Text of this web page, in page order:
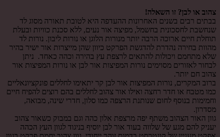
צהוב או לבן? זו השאלה!
בבתים רבים בשנים האחרונות ההעדפה היא לטובת תאורה מסוג לד
שנחשבת לחסכונית בחשמל, מפיצה אור נעים, ללא סכנת כוויות ובעלת
תוחלת חיים ארוכה הרבה יותר מנורות הלוגן או נורות ליבון. נורות לד
מהוות בחירה נהדרת להדגשת הפרקט כיוון שהן מייצרות אור ישיר בהיר
שלא מתחמם ויכולות להתאים לרצפת עץ בהירה וכהה כאחד. ניתן
לבחור לאזורים מסוימים נורות המפיצות אור לבן או נורות המפיצות אור
צהוב חם יותר.
ברוב המקרים, נורות המפיצות אור לבן קר יתאימו לחללים פונקציונאליים
כמו מטבח או חדר רחצה ואילו אור צהוב לחללים בהם רוצים להפיח חיים
וחמימות בנוסף לחום שנותנת הרצפה כמו סלון, חדרי שינה, מבואה,
מסדרון.
גוון האור הצהוב משתף יפה מרצפת אלון כהה וגם במבוק כשאור צהוב
יעניק להם מגע של שלווה בעוד אור לבן יוסיף בניגוד לגוון העץ הכהה